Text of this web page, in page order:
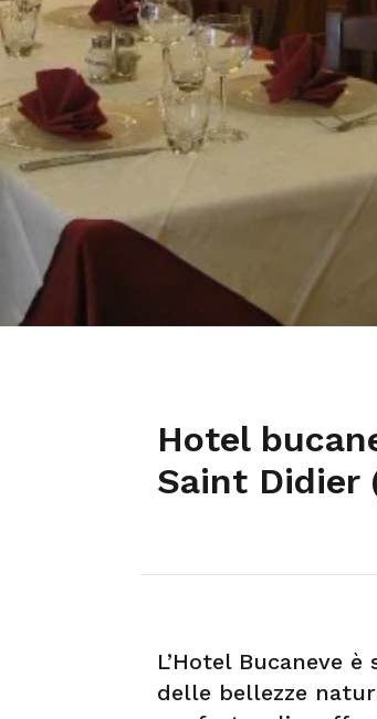
Hotel
Saint Didier
L’Hotel Bucaneve
delle bellezze